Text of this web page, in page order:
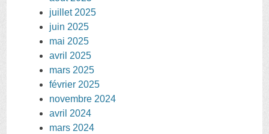
juillet 2025
juin 2025
mai 2025
avril 2025
mars 2025
février 2025
novembre 2024
avril 2024
mars 2024